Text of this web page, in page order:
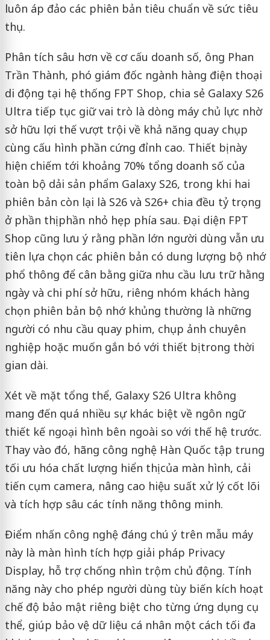
luôn áp đảo các phiên bản tiêu chuẩn về sức tiêu
thụ.
Phân tích sâu hơn về cơ cấu doanh số, ông Phan
Trần Thành, phó giám đốc ngành hàng điện thoại
di động tại hệ thống FPT Shop, chia sẻ Galaxy S26
Ultra tiếp tục giữ vai trò là dòng máy chủ lực nhờ
sở hữu lợi thế vượt trội về khả năng quay chụp
cùng cấu hình phần cứng đỉnh cao. Thiết bị này
hiện chiếm tới khoảng 70% tổng doanh số của
toàn bộ dải sản phẩm Galaxy S26, trong khi hai
phiên bản còn lại là S26 và S26+ chia đều tỷ trọng
ở phần thị phần nhỏ hẹp phía sau. Đại diện FPT
Shop cũng lưu ý rằng phần lớn người dùng vẫn ưu
tiên lựa chọn các phiên bản có dung lượng bộ nhớ
phổ thông để cân bằng giữa nhu cầu lưu trữ hằng
ngày và chi phí sở hữu, riêng nhóm khách hàng
chọn phiên bản bộ nhớ khủng thường là những
người có nhu cầu quay phim, chụp ảnh chuyên
nghiệp hoặc muốn gắn bó với thiết bị trong thời
gian dài.
Xét về mặt tổng thể, Galaxy S26 Ultra không
mang đến quá nhiều sự khác biệt về ngôn ngữ
thiết kế ngoại hình bên ngoài so với thế hệ trước.
Thay vào đó, hãng công nghệ Hàn Quốc tập trung
tối ưu hóa chất lượng hiển thị của màn hình, cải
tiến cụm camera, nâng cao hiệu suất xử lý cốt lõi
và tích hợp sâu các tính năng thông minh.
Điểm nhấn công nghệ đáng chú ý trên mẫu máy
này là màn hình tích hợp giải pháp Privacy
Display, hỗ trợ chống nhìn trộm chủ động. Tính
năng này cho phép người dùng tùy biến kích hoạt
chế độ bảo mật riêng biệt cho từng ứng dụng cụ
thể, giúp bảo vệ dữ liệu cá nhân một cách tối đa